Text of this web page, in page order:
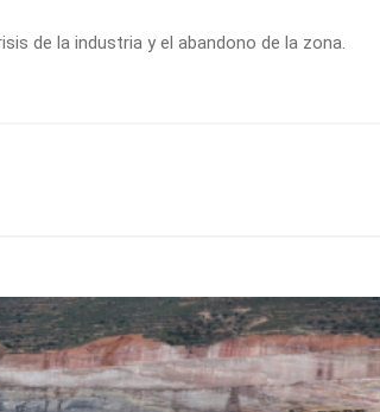
de la industria y el abandono de la zona.